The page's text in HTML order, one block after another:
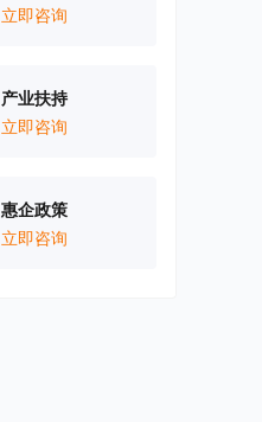
立即咨询
产业扶持
立即咨询
惠企政策
立即咨询